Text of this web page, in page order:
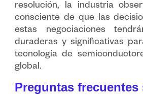
resolución, la industria
consciente de que las
estas negociaciones
duraderas y significativas
tecnología de
global.
Preguntas frecuentes